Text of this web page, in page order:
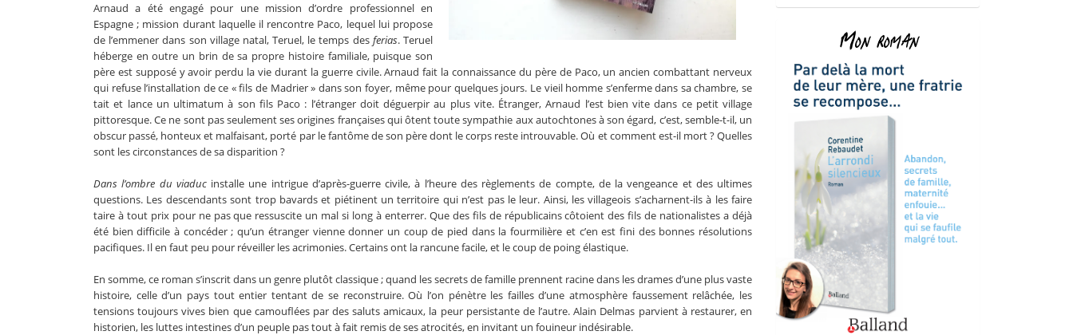
Arnaud a été engagé pour une mission d’ordre professionnel en
Espagne ; mission durant laquelle il rencontre Paco, lequel lui propose
de l’emmener dans son village natal, Teruel, le temps des ferias. Teruel
héberge en outre un brin de sa propre histoire familiale, puisque son
père est supposé y avoir perdu la vie durant la guerre civile. Arnaud fait la connaissance du père de Paco, un ancien combattant nerveux
qui refuse l’installation de ce « fils de Madrier » dans son foyer, même pour quelques jours. Le vieil homme s’enferme dans sa chambre, se
tait et lance un ultimatum à son fils Paco : l’étranger doit déguerpir au plus vite. Étranger, Arnaud l’est bien vite dans ce petit village
pittoresque. Ce ne sont pas seulement ses origines françaises qui ôtent toute sympathie aux autochtones à son égard, c’est, semble-t-il, un
obscur passé, honteux et malfaisant, porté par le fantôme de son père dont le corps reste introuvable. Où et comment est-il mort ? Quelles
sont les circonstances de sa disparition ?
Dans l’ombre du viaducinstalle une intrigue d’après-guerre civile, à l’heure des règlements de compte, de la vengeance et des ultimes
questions. Les descendants sont trop bavards et piétinent un territoire qui n’est pas le leur. Ainsi, les villageois s’acharnent-ils à les faire
taire à tout prix pour ne pas que ressuscite un mal si long à enterrer. Que des fils de républicains côtoient des fils de nationalistes a déjà
été bien difficile à concéder ; qu’un étranger vienne donner un coup de pied dans la fourmilière et c’en est fini des bonnes résolutions
pacifiques. Il en faut peu pour réveiller les acrimonies. Certains ont la rancune facile, et le coup de poing élastique.
En somme, ce roman s’inscrit dans un genre plutôt classique ; quand les secrets de famille prennent racine dans les drames d’une plus vaste
histoire, celle d’un pays tout entier tentant de se reconstruire. Où l’on pénètre les failles d’une atmosphère faussement relâchée, les
tensions toujours vives bien que camouflées par des saluts amicaux, la peur persistante de l’autre. Alain Delmas parvient à restaurer, en
historien, les luttes intestines d’un peuple pas tout à fait remis de ses atrocités, en invitant un fouineur indésirable.
Mon roman